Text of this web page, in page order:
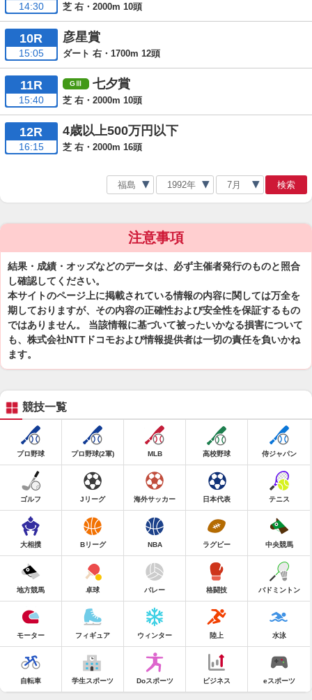
14:30 芝 右・2000m 10頭
10R
15:05
彦星賞
ダート 右・1700m 12頭
11R
15:40
七夕賞
芝 右・2000m 10頭
12R
16:15
4歳以上500万円以下
芝 右・2000m 16頭
検索
注意事項
結果・成績・オッズなどのデータは、必ず主催者発行のものと照合
し確認してください。
本サイトのページ上に掲載されている情報の内容に関しては万全を
期しておりますが、その内容の正確性および安全性を保証するもの
ではありません。 当該情報に基づいて被ったいかなる損害について
も、株式会社NTTドコモおよび情報提供者は一切の責任を負いかね
ます。
競技一覧
プロ野球 プロ野球(2軍) MLB 高校野球 侍ジャパン
ゴルフ Jリーグ 海外サッカー 日本代表 テニス
大相撲 Bリーグ NBA ラグビー 中央競馬
地方競馬 卓球 バレー 格闘技 バドミントン
モーター フィギュア ウィンター 陸上 水泳
自転車 学生スポーツ Doスポーツ ビジネス eスポーツ